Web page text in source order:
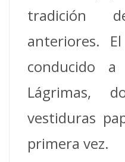
tradición
anteriores.
conducido
Lágrimas,
vestiduras
primera vez.